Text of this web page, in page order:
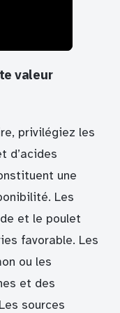
valeur
privilégiez les
d’acides
une
Les
et le poulet
favorable. Les
ou les
et des
sources